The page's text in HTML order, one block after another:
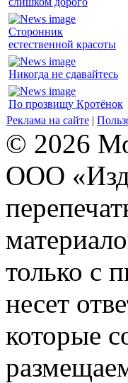
Сторонник
естественной красоты
Никогда не сдавайтесь
По прозвищу Кротёнок
Реклама на сайте |
© 2026
ООО
только с
несет
которые